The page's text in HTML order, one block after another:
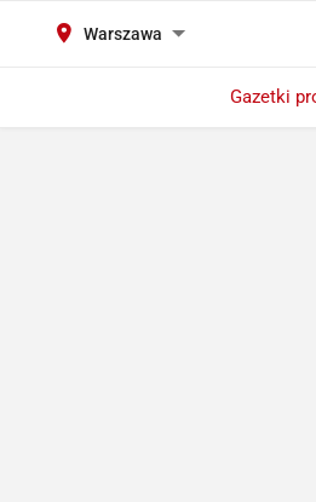
Warszawa
Gazetki